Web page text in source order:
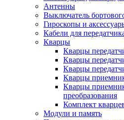
Антенны
Выключатель
Гироскопы и
Кабели для
Кварцы
Кварцы
Кварцы
Кварцы
Кварцы
Кварцы
преобразования
Комплект
Модули и память